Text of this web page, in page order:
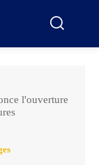
l'ouverture